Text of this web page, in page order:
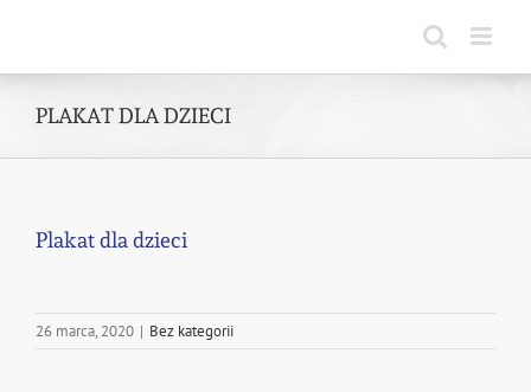
PLAKAT DLA DZIECI
Plakat dla dzieci
26 marca, 2020 | Bez kategorii